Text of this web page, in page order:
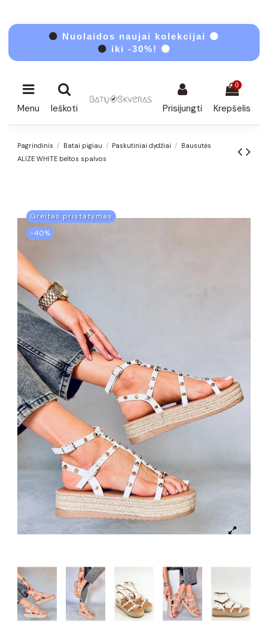
⚫ Nuolaidos naujai kolekcijai ⚫
⚫ iki -30%! ⚫
Menu Ieškoti Prisijungti
0
Krepšelis
Pagrindinis Batai pigiau Paskutiniai dydžiai
Bausutės
ALIZE WHITE beltos spalvos
Greitas pristatymas
−40%